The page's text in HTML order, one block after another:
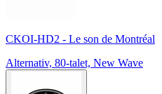
CKOI-HD2 - Le son de Montréal
Alternativ, 80-talet, New Wave